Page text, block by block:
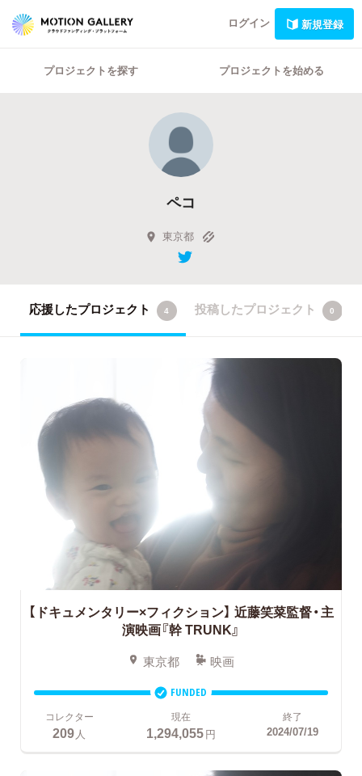
ログイン 新規登録
プロジェクトを探す プロジェクトを始める
ペコ
東京都
応援したプロジェクト 4 投稿したプロジェクト 0
【ドキュメンタリー×フィクション】 近藤笑菜監督・主
演映画『幹 TRUNK』
東京都 映画
FUNDED
コレクター
209 人
現在
1,294,055円
終了
2024/07/19